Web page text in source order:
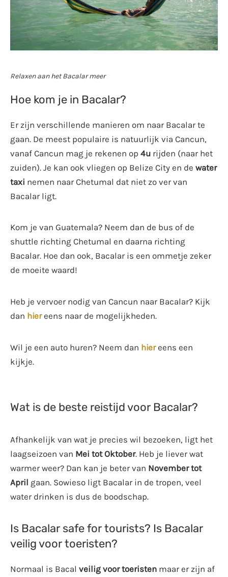
Relaxen aan het Bacalar meer
Hoe kom je in Bacalar?
Er zijn verschillende manieren om naar Bacalar te
gaan. De meest populaire is natuurlijk via Cancun,
vanaf Cancun mag je rekenen op 4u rijden (naar het
zuiden). Je kan ook vliegen op Belize City en de water
taxi nemen naar Chetumal dat niet zo ver van
Bacalar ligt.
Kom je van Guatemala? Neem dan de bus of de
shuttle richting Chetumal en daarna richting
Bacalar. Hoe dan ook, Bacalar is een ommetje zeker
de moeite waard!
Heb je vervoer nodig van Cancun naar Bacalar? Kijk
dan hiereens naar de mogelijkheden.
Wil je een auto huren? Neem dan hiereens een
kijkje.
Wat is de beste reistijd voor Bacalar?
Afhankelijk van wat je precies wil bezoeken, ligt het
laagseizoen van Mei tot Oktober. Heb je liever wat
warmer weer? Dan kan je beter van November tot
April gaan. Sowieso ligt Bacalar in de tropen, veel
water drinken is dus de boodschap.
Is Bacalar safe for tourists? Is Bacalar
veilig voor toeristen?
Normaal is Bacal veilig voor toeristen maar er zijn af